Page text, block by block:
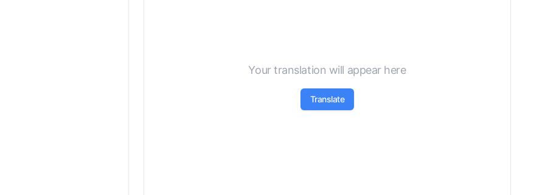
Your translation will appear here
Translate